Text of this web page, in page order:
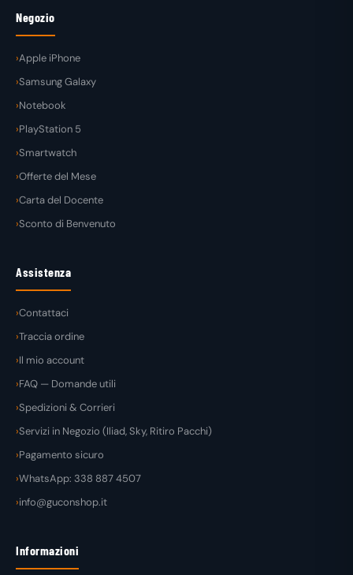
Negozio
Apple iPhone
Samsung Galaxy
Notebook
PlayStation 5
Smartwatch
Offerte del Mese
Carta del Docente
Sconto di Benvenuto
Assistenza
Contattaci
Traccia ordine
Il mio account
FAQ — Domande utili
Spedizioni & Corrieri
Servizi in Negozio (Iliad, Sky, Ritiro Pacchi)
Pagamento sicuro
WhatsApp: 338 887 4507
info@guconshop.it
Informazioni